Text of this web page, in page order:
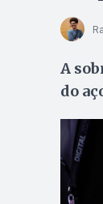
A
do